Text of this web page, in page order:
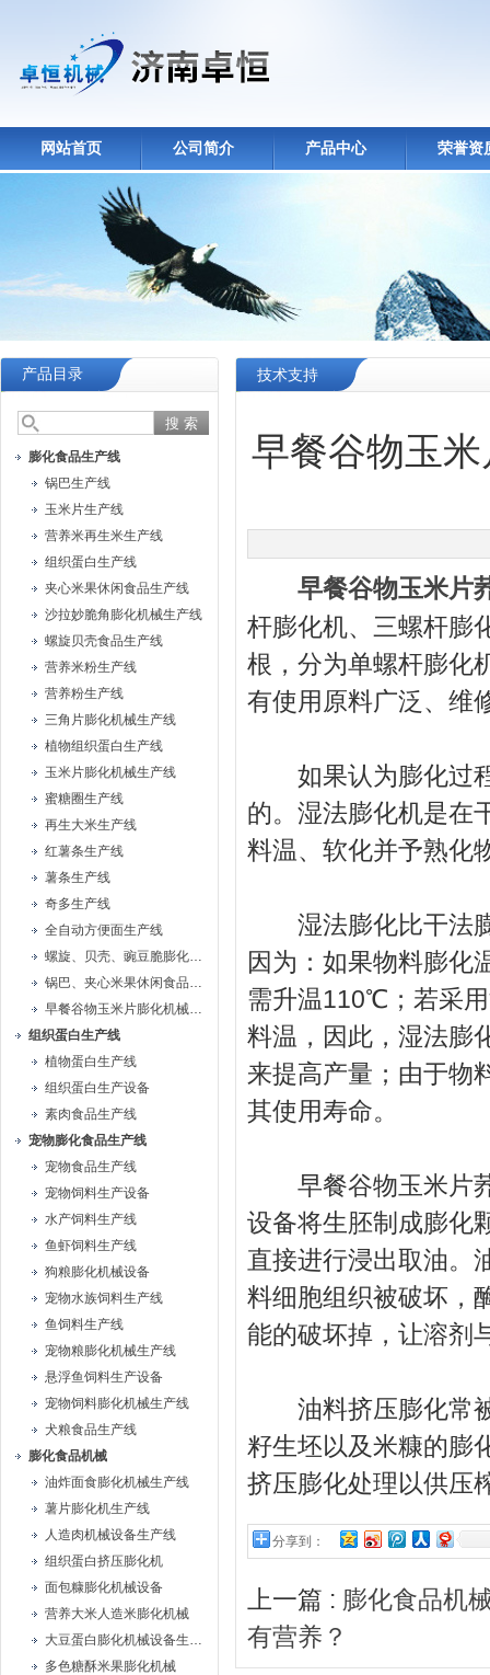
网站首页 公司简介 产品中心 荣誉资
产品目录
膨化食品生产线
锅巴生产线
玉米片生产线
营养米再生米生产线
组织蛋白生产线
夹心米果休闲食品生产线
沙拉妙脆角膨化机械生产线
螺旋贝壳食品生产线
营养米粉生产线
营养粉生产线
三角片膨化机械生产线
植物组织蛋白生产线
玉米片膨化机械生产线
蜜糖圈生产线
再生大米生产线
红薯条生产线
薯条生产线
奇多生产线
全自动方便面生产线
螺旋、贝壳、豌豆脆膨化机械设备生产线
锅巴、夹心米果休闲食品生产线
早餐谷物玉米片膨化机械生产线
组织蛋白生产线
植物蛋白生产线
组织蛋白生产设备
素肉食品生产线
宠物膨化食品生产线
宠物食品生产线
宠物饲料生产设备
水产饲料生产线
鱼虾饲料生产线
狗粮膨化机械设备
宠物水族饲料生产线
鱼饲料生产线
宠物粮膨化机械生产线
悬浮鱼饲料生产设备
宠物饲料膨化机械生产线
犬粮食品生产线
膨化食品机械
油炸面食膨化机械生产线
薯片膨化机生产线
人造肉机械设备生产线
组织蛋白挤压膨化机
面包糠膨化机械设备
营养大米人造米膨化机械
大豆蛋白膨化机械设备生产线
多色糖酥米果膨化机械
技术支持
早餐谷物玉
早餐谷物玉米片
杆膨化机、三螺杆膨
根，分为单螺杆膨化
有使用原料广泛、维
如果认为膨化过程
的。湿法膨化机是在
料温、软化并予熟化
湿法膨化比干法膨
因为：如果物料膨
需升温110℃；若采
料温，因此，湿法膨
来提高产量；由于物
其使用寿命。
早餐谷物玉米片荞
设备将生胚制成膨化
直接进行浸出取油。
料细胞组织被破坏，
能的破坏掉，让溶剂
油料挤压膨化常被
籽生坯以及米糠的膨
挤压膨化处理以供压
分享到：
上一篇 : 膨化食品机
有营养？